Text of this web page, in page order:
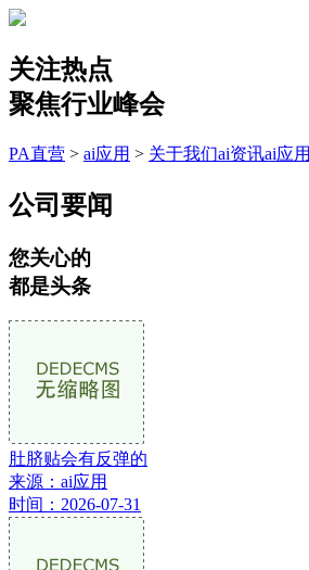
关注热点
聚焦行业峰会
PA直营 > ai应用 > 关于我们ai资讯ai应用
公司要闻
您关心的
都是头条
肚脐贴会有反弹的
来源：ai应用
时间：2026-07-31